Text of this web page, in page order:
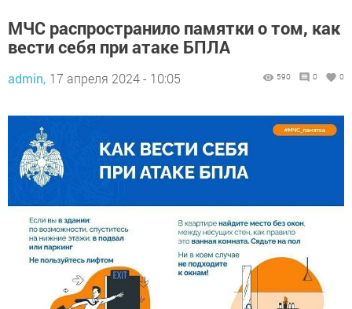
МЧС распространило памятки о том, как
вести себя при атаке БПЛА
admin, 17 апреля 2024 - 10:05 590 0 0